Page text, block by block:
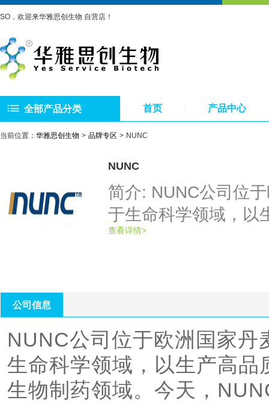
SO，欢迎来华雅思创生物 自营店！
全部产品分类 首页 产品中心
当前位置： 华雅思创生物 品牌专区 NUNC
NUNC
简介: NUNC公司位
于生命科学领域，以
生物制药领域。今天
疫学检测、ART/
学、生物制品生产
料制品。Nunc产品
免疫化验、分子生物
查看详情>
公司信息
NUNC公司位于欧洲国家
生命科学领域，以生产高
生物制药领域。今天，